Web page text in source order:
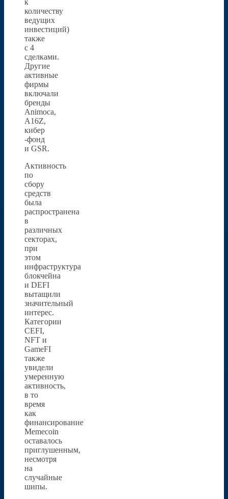
к
количеству
ведущих
инвестиций)
также
с 4
сделками.
Другие
активные
фирмы
включали
бренды
Animoca,
A16Z,
кибер
-фонд
и GSR.
Активность
по
сбору
средств
была
распространена
в
различных
секторах,
при
этом
инфраструктура
блокчейна
и DEFI
вытащили
значительный
интерес.
Категории
CEFI,
NFT и
GameFI
также
увидели
умеренную
активность,
в то
время
как
финансирование
Memecoin
оставалось
приглушенным,
несмотря
на
случайные
шипы.